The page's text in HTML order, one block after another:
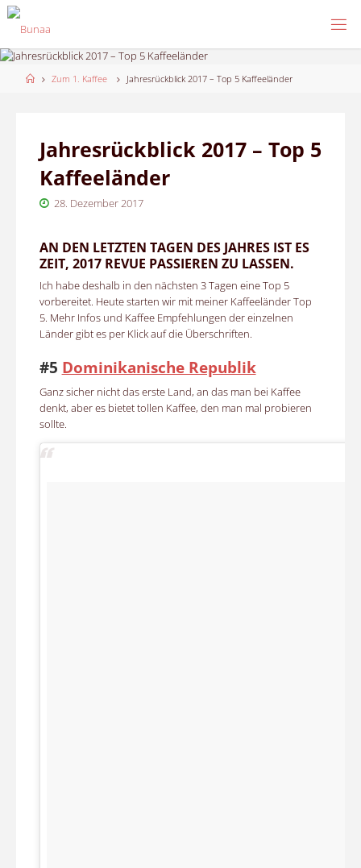
Skip
to
HomeZum 1. Kaffee Jahresrückblick 2017 – Top 5 Kaffeeländer
Jahresrückblick 2017 – Top 5
Kaffeeländer
28. Dezember 2017
AN DEN LETZTEN TAGEN DES JAHRES IST ES
ZEIT, 2017 REVUE PASSIEREN ZU LASSEN.
Ich habe deshalb in den nächsten 3 Tagen eine Top 5
vorbereitet. Heute starten wir mit meiner Kaffeeländer Top
5. Mehr Infos und Kaffee Empfehlungen der einzelnen
Länder gibt es per Klick auf die Überschriften.
#5 Dominikanische Republik
Ganz sicher nicht das erste Land, an das man bei Kaffee
denkt, aber es bietet tollen Kaffee, den man mal probieren
sollte.